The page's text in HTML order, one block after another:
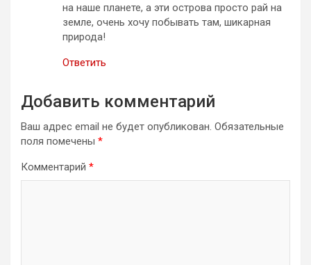
на наше планете, а эти острова просто рай на
земле, очень хочу побывать там, шикарная
природа!
Ответить
Добавить комментарий
Ваш адрес email не будет опубликован. Обязательные
поля помечены *
Комментарий *